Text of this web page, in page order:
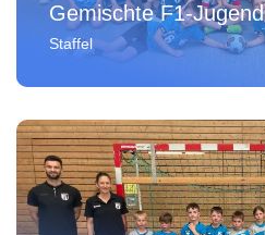
Gemischte F1-Jugend
Staffel